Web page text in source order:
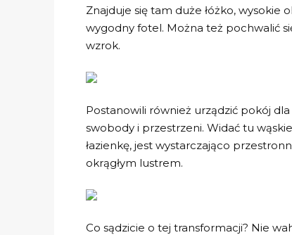
Znajduje się tam duże łóżko, wysokie
wygodny fotel. Można też pochwalić
wzrok.
Postanowili również urządzić pokój
swobody i przestrzeni. Widać tu
łazienkę, jest wystarczająco
okrągłym lustrem.
Co sądzicie o tej transformacji? Nie